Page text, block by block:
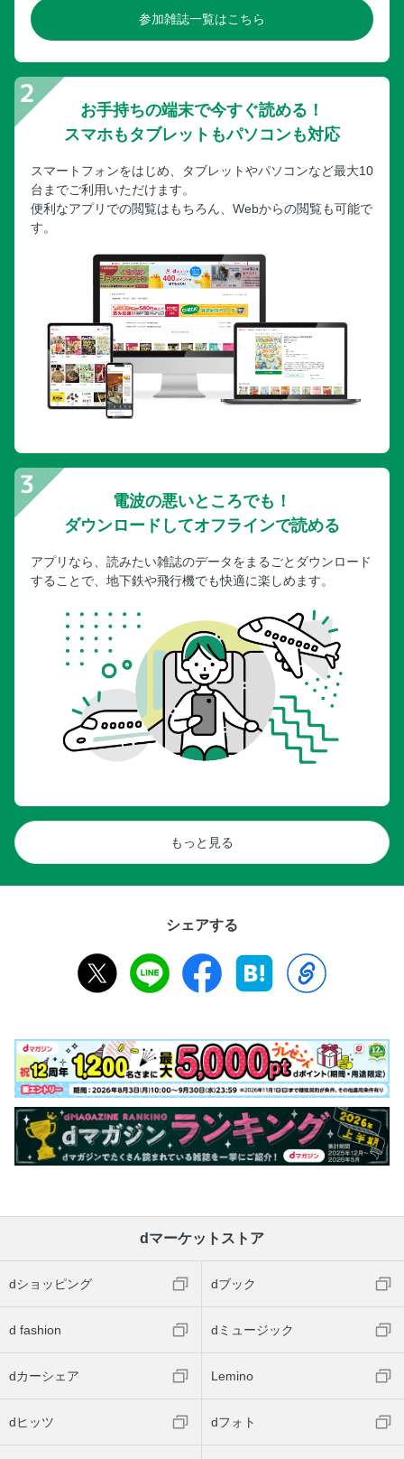
参加雑誌一覧はこちら
お手持ちの端末で今すぐ読める！
スマホもタブレットもパソコンも対応
スマートフォンをはじめ、タブレットやパソコンなど最大10
台までご利用いただけます。
便利なアプリでの閲覧はもちろん、Webからの閲覧も可能で
す。
電波の悪いところでも！
ダウンロードしてオフラインで読める
アプリなら、読みたい雑誌のデータをまるごとダウンロード
することで、地下鉄や飛行機でも快適に楽しめます。
もっと見る
シェアする
dマーケットストア
dショッピング dブック
d fashion dミュージック
dカーシェア Lemino
dヒッツ dフォト